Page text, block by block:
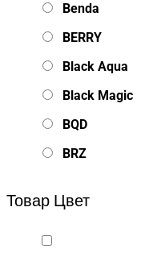
Benda
BERRY
Black Aqua
Black Magic
BQD
BRZ
BSQ
Товар Цвет